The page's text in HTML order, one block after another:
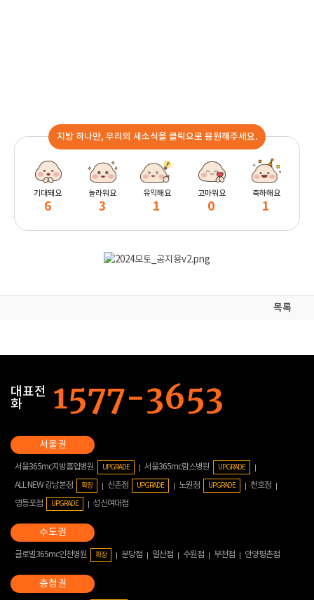
지방 하나만, 우리의 새소식을 클릭으로 응원해주세요.
기대돼요
6
놀라워요
3
유익해요
1
고마워요
0
축하해요
1
목록
대표전
화
서울365mc지방흡입병원 UPGRADE 서울365mc람스병원 UPGRADE
ALL NEW 강남본점 확장 신촌점 UPGRADE 노원점 UPGRADE
천호점
영등포점
UPGRADE 성신여대점
글로벌365mc인천병원 확장 분당점 일산점 수원점 부천점 안양평촌점